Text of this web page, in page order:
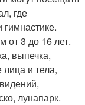
где
гимнастике.
от 3 до 16 лет.
выпечка,
и тела,
лунапарк.